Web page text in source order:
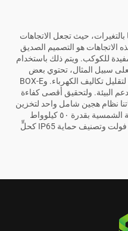
بالتغيرات، حيث تجعل الاتجاهات
الاتجاهات هو التصميم الصديق
للكوكب. ويتم ذلك باستخدام
سبيل المثال، تحتوي بعض
المنازل على ألواح شمسية على السطح لتقليل تكاليف الكهرباء. وBOX-E
البيئة. ولتحقيق أقصى كفاءة
نظام هجين شامل واحد لتخزين
الطاقة بالبطاريات (BESS) يعمل بالطاقة الشمسية بقدرة ٥٠ كيلوواط
وسعة ١٠٠ كيلوواط ساعة وفولتية ٣٨٠ فولت وتصنيف حماية IP65 كحلٍّ